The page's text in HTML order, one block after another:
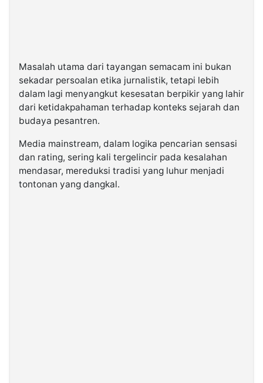
Masalah utama dari tayangan semacam ini bukan
sekadar persoalan etika jurnalistik, tetapi lebih
dalam lagi menyangkut kesesatan berpikir yang lahir
dari ketidakpahaman terhadap konteks sejarah dan
budaya pesantren.
Media mainstream, dalam logika pencarian sensasi
dan rating, sering kali tergelincir pada kesalahan
mendasar, mereduksi tradisi yang luhur menjadi
tontonan yang dangkal.